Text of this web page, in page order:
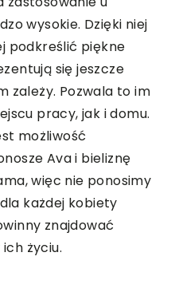
wysokie. Dzięki niej
podkreślić piękne
się jeszcze
zależy. Pozwala to im
pracy, jak i domu.
możliwość
Ava i bieliznę
więc nie ponosimy
każdej kobiety
znajdować
życiu.